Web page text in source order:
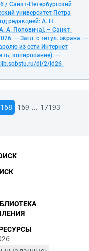
/ Санкт-Петербургский
университет Петра
редакцией: А. Н.
А. Поповича]. – Санкт-
— Загл. с титул. экрана. —
из сети Интернет
копирование). —
dl/2/id26-
168 169 ... 17193